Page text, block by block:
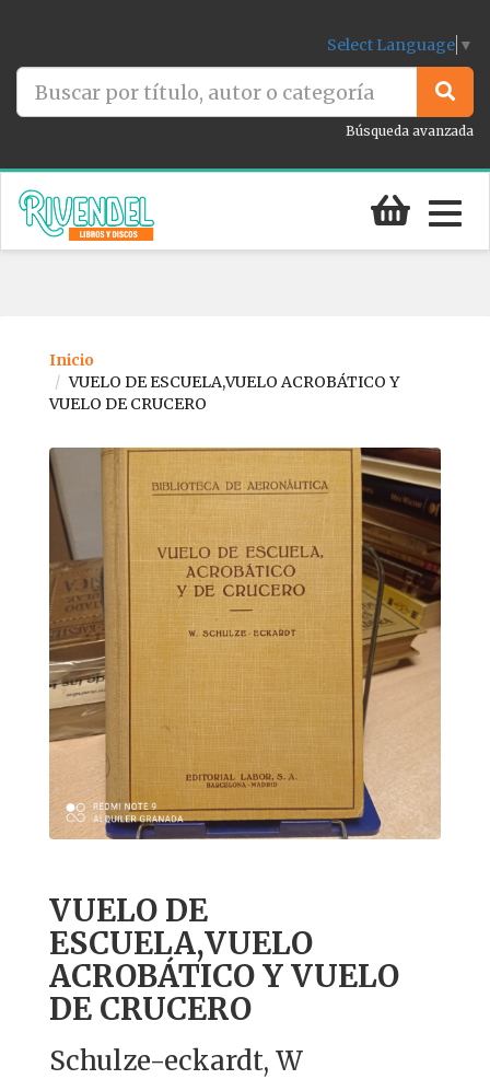
Select Language ▼
Búsqueda avanzada
Inicio
VUELO DE ESCUELA,VUELO ACROBÁTICO Y
VUELO DE CRUCERO
VUELO DE
ESCUELA,VUELO
ACROBÁTICO Y VUELO
DE CRUCERO
Schulze-eckardt, W